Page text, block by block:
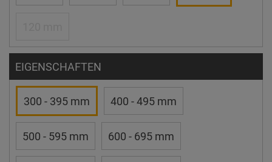
EIGENSCHAFTEN
300 - 395 mm 400 - 495 mm
500 - 595 mm 600 - 695 mm